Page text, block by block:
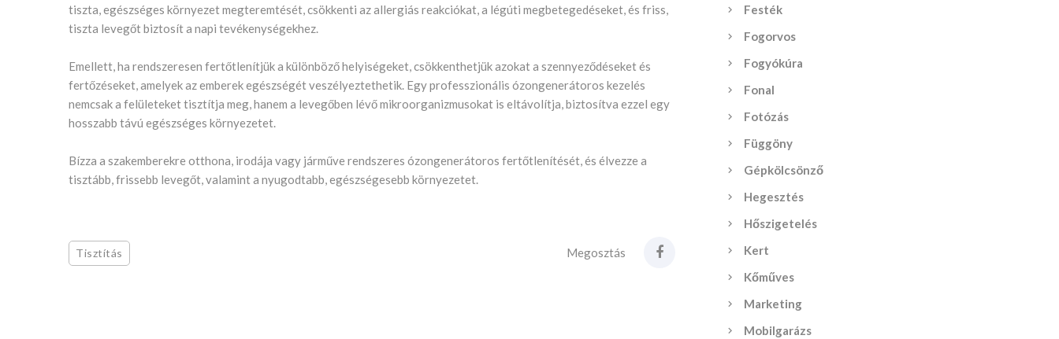
tiszta, egészséges környezet megteremtését, csökkenti az allergiás reakciókat, a légúti megbetegedéseket, és friss,
tiszta levegőt biztosít a napi tevékenységekhez.
Emellett, ha rendszeresen fertőtlenítjük a különböző helyiségeket, csökkenthetjük azokat a szennyeződéseket és
fertőzéseket, amelyek az emberek egészségét veszélyeztethetik. Egy professzionális ózongenerátoros kezelés
nemcsak a felületeket tisztítja meg, hanem a levegőben lévő mikroorganizmusokat is eltávolítja, biztosítva ezzel egy
hosszabb távú egészséges környezetet.
Bízza a szakemberekre otthona, irodája vagy járműve rendszeres ózongenerátoros fertőtlenítését, és élvezze a
tisztább, frissebb levegőt, valamint a nyugodtabb, egészségesebb környezetet.
Tisztítás Megosztás
Festék
Fogorvos
Fogyókúra
Fonal
Fotózás
Függöny
Gépkölcsönző
Hegesztés
Hőszigetelés
Kert
Kőműves
Marketing
Mobilgarázs